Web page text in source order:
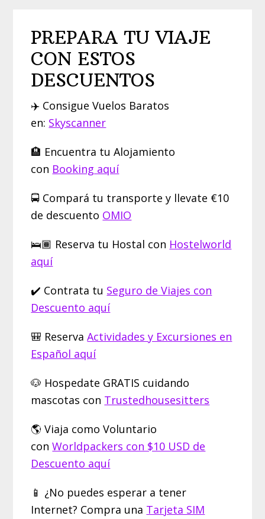
PREPARA TU VIAJE
CON ESTOS
DESCUENTOS
✈️ Consigue Vuelos Baratos
en: Skyscanner
🏨 Encuentra tu Alojamiento
con Booking aquí
🚍 Compará tu transporte y llevate €10
de descuento OMIO
🛌🏾 Reserva tu Hostal con Hostelworld
aquí
✔️ Contrata tu Seguro de Viajes con
Descuento aquí
🎒 ReservaActividades y Excursiones en
Español aquí
🐶 Hospedate GRATIS cuidando
mascotas con Trustedhousesitters
🌎 Viaja como Voluntario
conWorldpackers con $10 USD de
Descuento aquí
📱 ¿No puedes esperar a tener
Internet? Compra una Tarjeta SIM